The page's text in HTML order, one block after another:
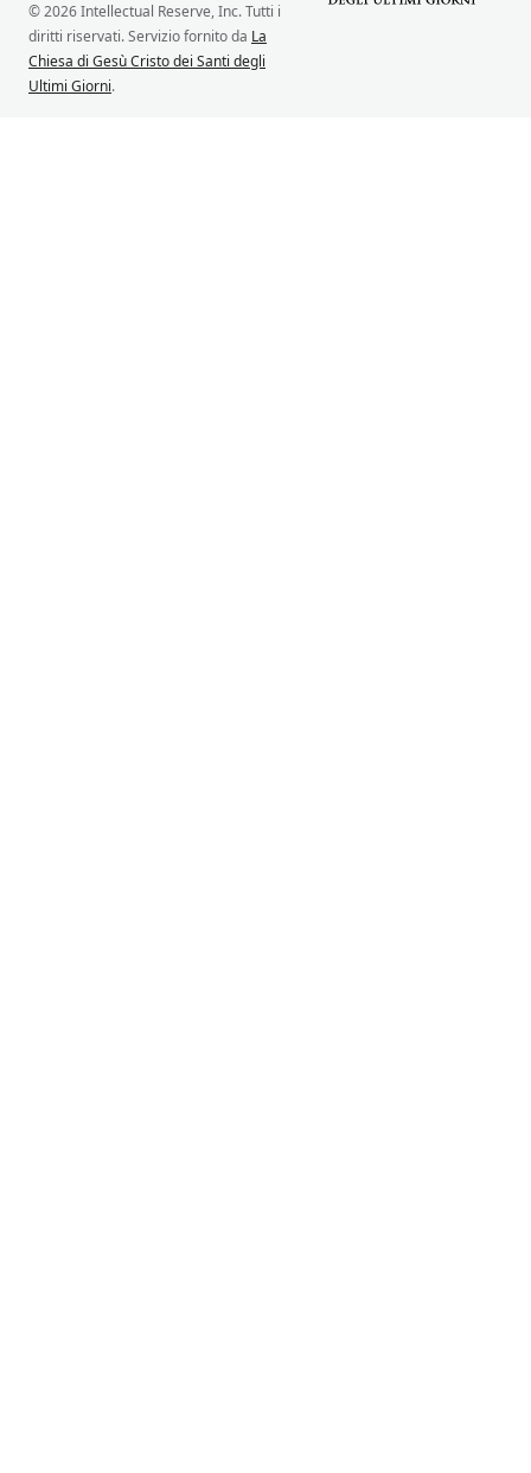
© 2026 Intellectual Reserve, Inc. Tutti i
diritti riservati. Servizio fornito da La
Chiesa di Gesù Cristo dei Santi degli
Ultimi Giorni.